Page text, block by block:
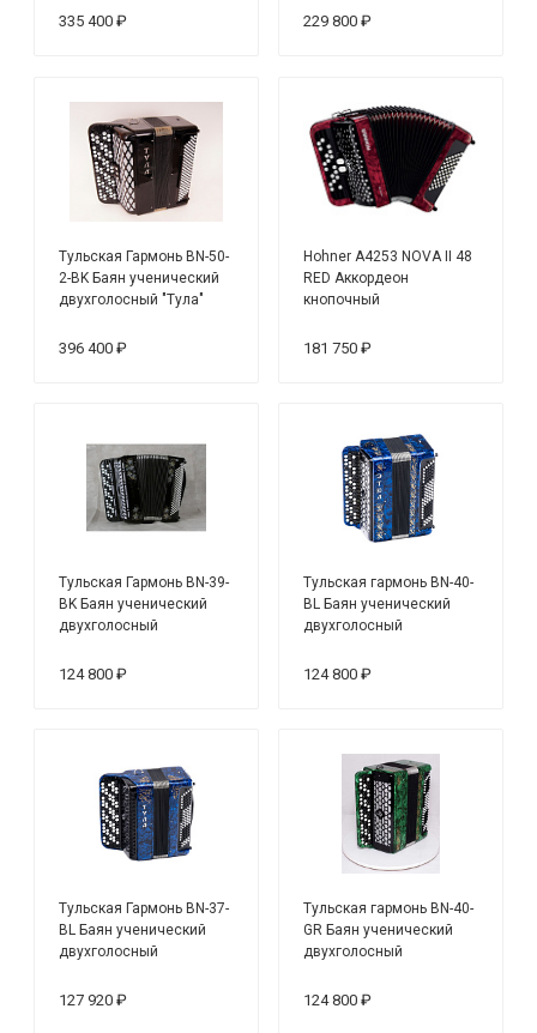
335 400 ₽ 229 800 ₽
Тульская Гармонь BN-50-
2-BK Баян ученический
двухголосный "Тула"
396 400 ₽
Hohner A4253 NOVA II 48
RED Аккордеон
кнопочный
181 750 ₽
Тульская Гармонь BN-39-
BK Баян ученический
двухголосный
черный
124 800 ₽
Тульская гармонь BN-40-
BL Баян ученический
двухголосный
синий
124 800 ₽
Тульская Гармонь BN-37-
BL Баян ученический
двухголосный
синий
127 920 ₽
Тульская гармонь BN-40-
GR Баян ученический
двухголосный
зеленый
124 800 ₽